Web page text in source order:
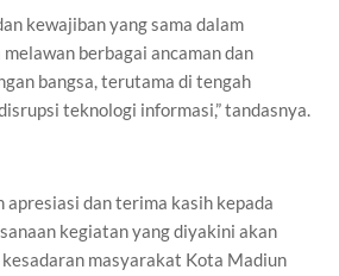
kewajiban yang sama dalam
berbagai ancaman dan
bangsa, terutama di tengah
teknologi informasi,” tandasnya.
apresiasi dan terima kasih kepada
kegiatan yang diyakini akan
masyarakat Kota Madiun